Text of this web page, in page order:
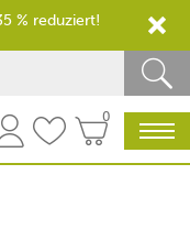
0
% reduziert!